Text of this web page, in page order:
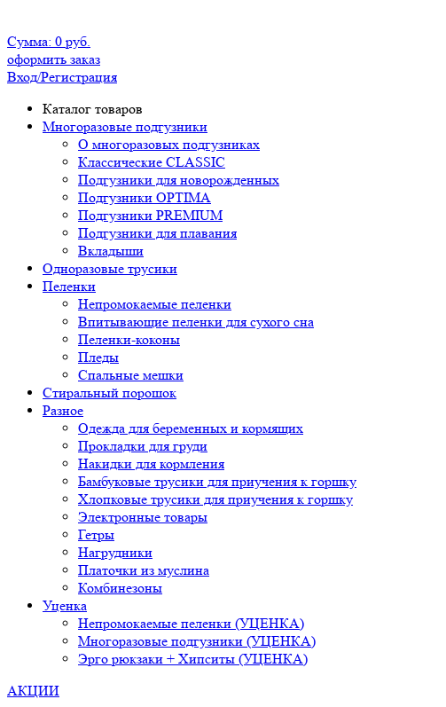
Сумма: 0 руб.
оформить заказ
Вход/Регистрация
Каталог товаров
Многоразовые подгузники
О многоразовых подгузниках
Классические CLASSIC
Подгузники для новорожденных
Подгузники OPTIMA
Подгузники PREMIUM
Подгузники для плавания
Вкладыши
Одноразовые трусики
Пеленки
Непромокаемые пеленки
Впитывающие пеленки для сухого сна
Пеленки-коконы
Пледы
Спальные мешки
Стиральный порошок
Разное
Одежда для беременных и кормящих
Прокладки для груди
Накидки для кормления
Бамбуковые трусики для приучения к горшку
Хлопковые трусики для приучения к горшку
Электронные товары
Гетры
Нагрудники
Платочки из муслина
Комбинезоны
Уценка
Непромокаемые пеленки (УЦЕНКА)
Многоразовые подгузники (УЦЕНКА)
Эрго рюкзаки + Хипситы (УЦЕНКА)
АКЦИИ